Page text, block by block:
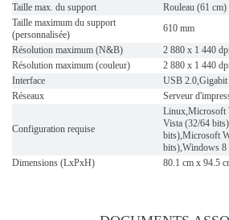
Taille max. du support
Rouleau (61 cm)
Taille maximum du support
(personnalisée)
610 mm
Résolution maximum (N&B)
2 880 x 1 440
Résolution maximum (couleur)
2 880 x 1 440
Interface
USB
Réseaux
Serveur
Configuration requise
Linux,Microsoft
Vista (32/64
bits),Microsoft
bits),Windows
Dimensions (LxPxH)
80.1 cm x 94.5